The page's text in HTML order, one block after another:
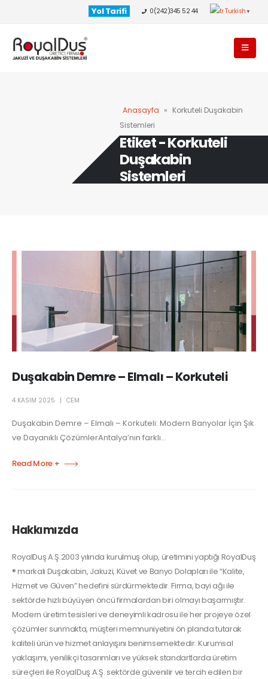
Yol Tarifi 0(242)345 52 44 Turkish ▼
Anasayfa » Korkuteli Duşakabin
Sistemleri
Etiket - Korkuteli
Duşakabin
Sistemleri
Duşakabin Demre – Elmalı – Korkuteli
4 KASIM 2025 CEM
Duşakabin Demre – Elmalı – Korkuteli: Modern Banyolar İçin Şık
ve Dayanıklı ÇözümlerAntalya’nın farklı...
Read More +
Hakkımızda
RoyalDuş A.Ş.2003 yılında kurulmuş olup, üretimini yaptığı RoyalDuş
® markalı Duşakabin, Jakuzi, Küvet ve Banyo Dolapları ile “Kalite,
Hizmet ve Güven” hedefini sürdürmektedir. Firma, bayi ağı ile
sektörde hızlı büyüyen öncü firmalardan biri olmayı başarmıştır.
Modern üretim tesisleri ve deneyimli kadrosu ile her projeye özel
çözümler sunmakta, müşteri memnuniyetini ön planda tutarak
kaliteli ürün ve hizmet anlayışını benimsemektedir. Kurumsal
yaklaşımı, yenilikçi tasarımları ve yüksek standartlarda üretim
süreçleri ile RoyalDuş A.Ş. sektörde güvenilir ve tercih edilen bir